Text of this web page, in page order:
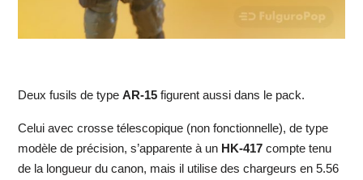
Deux fusils de type AR-15figurent aussi dans le pack.
Celui avec crosse télescopique (non fonctionnelle), de type
modèle de précision, s’apparente à un HK-417compte tenu
de la longueur du canon, mais il utilise des chargeurs en 5.56